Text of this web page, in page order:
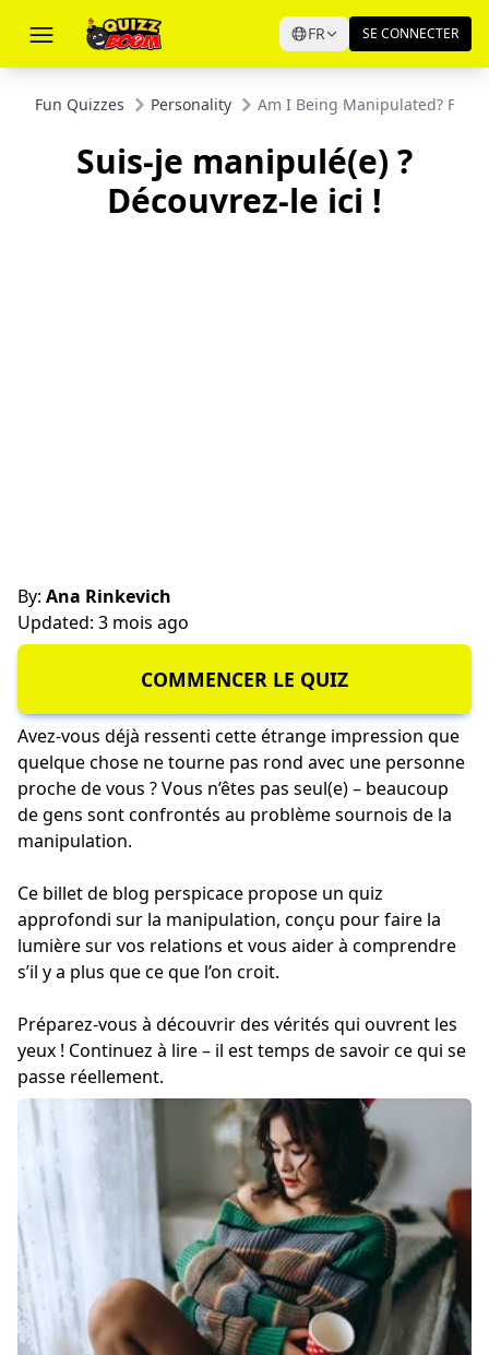
FR SE CONNECTER
Fun Quizzes Personality Am I Being Manipulated? Find
Suis-je manipulé(e) ?
Découvrez-le ici !
By: Ana Rinkevich
Updated: 3 mois ago
COMMENCER LE QUIZ
Avez-vous déjà ressenti cette étrange impression que
quelque chose ne tourne pas rond avec une personne
proche de vous ? Vous n’êtes pas seul(e) – beaucoup
de gens sont confrontés au problème sournois de la
manipulation.
Ce billet de blog perspicace propose un quiz
approfondi sur la manipulation, conçu pour faire la
lumière sur vos relations et vous aider à comprendre
s’il y a plus que ce que l’on croit.
Préparez-vous à découvrir des vérités qui ouvrent les
yeux ! Continuez à lire – il est temps de savoir ce qui se
passe réellement.